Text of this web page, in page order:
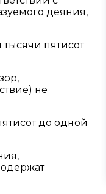
деяния,
пятисот
не
до одной